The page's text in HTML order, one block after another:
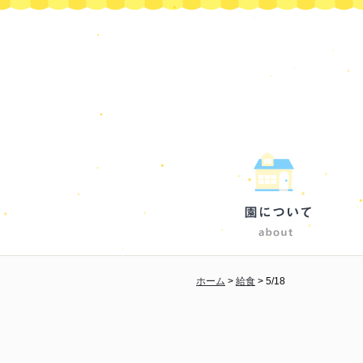
ホーム > 給食 > 5/18